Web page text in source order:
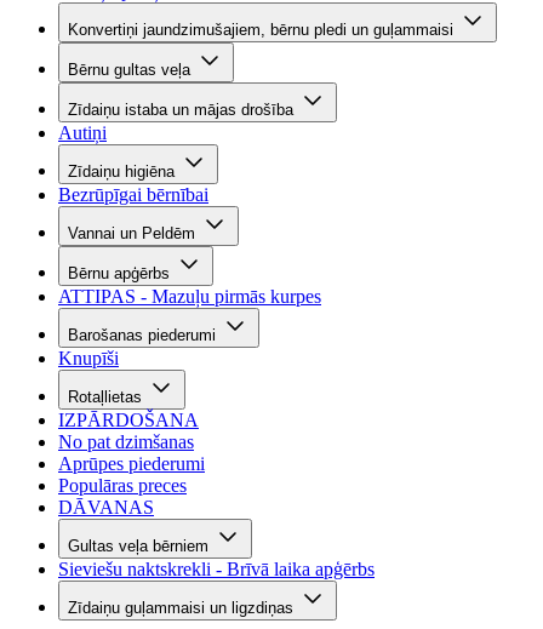
Konvertiņi jaundzimušajiem, bērnu pledi un guļammaisi
Bērnu gultas veļa
Zīdaiņu istaba un mājas drošība
Autiņi
Zīdaiņu higiēna
Bezrūpīgai bērnībai
Vannai un Peldēm
Bērnu apģērbs
ATTIPAS - Mazuļu pirmās kurpes
Barošanas piederumi
Knupīši
Rotaļlietas
IZPĀRDOŠANA
No pat dzimšanas
Aprūpes piederumi
Populāras preces
DĀVANAS
Gultas veļa bērniem
Sieviešu naktskrekli - Brīvā laika apģērbs
Zīdaiņu guļammaisi un ligzdiņas